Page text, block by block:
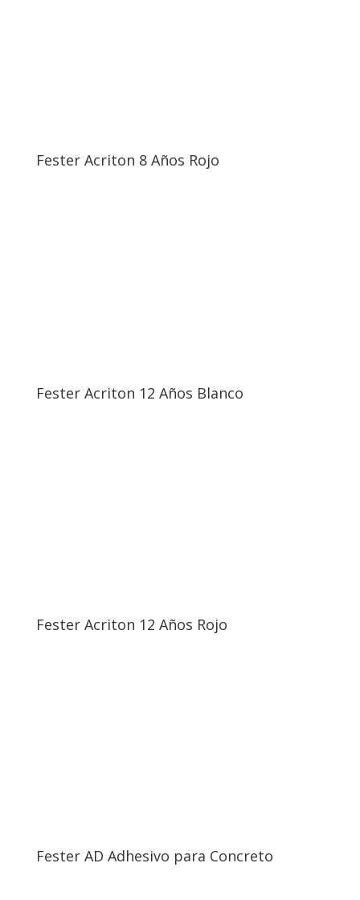
Fester Acriton 8 Años Rojo
Fester Acriton 12 Años Blanco
Fester Acriton 12 Años Rojo
Fester AD Adhesivo para Concreto